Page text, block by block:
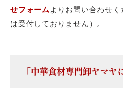
せフォーム よりお問い合わせ
は受付しておりません）。